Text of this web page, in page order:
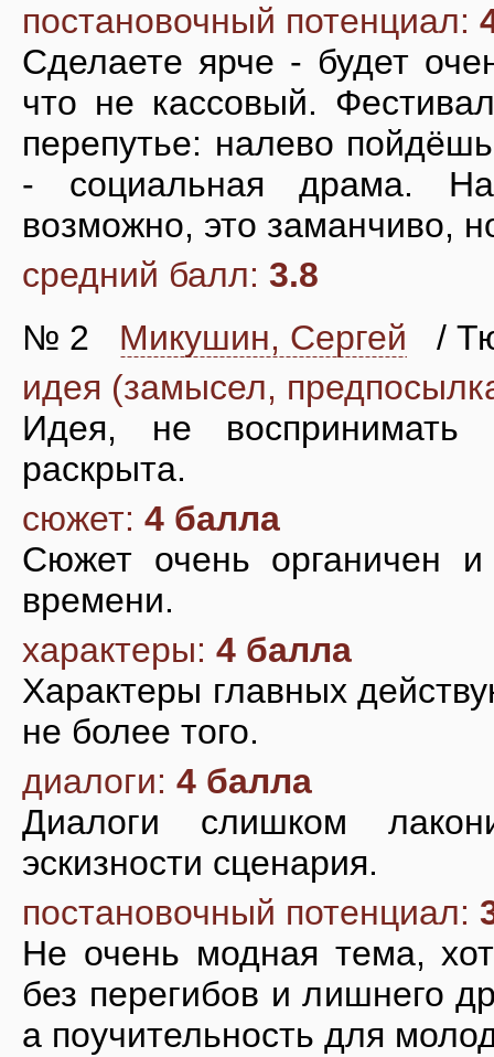
постановочный потенциал:
Сделаете ярче - будет
что не кассовый.
перепутье: налево
- социальная драма.
возможно, это заманчиво,
средний балл: 3.8
№ 2 Микушин, Сергей
/
идея (замысел,
Идея, не воспринимать
раскрыта.
сюжет: 4 балла
Сюжет очень органичен
времени.
характеры: 4 балла
Характеры главных
не более того.
диалоги: 4 балла
Диалоги слишком
эскизности сценария.
постановочный потенциал:
Не очень модная тема,
без перегибов и лишнего
а поучительность для